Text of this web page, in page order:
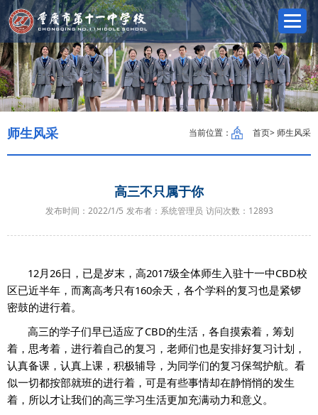
师生风采 当前位置： 首页> 师生风采
高三不只属于你
发布时间：2022/1/5 发布者：系统管理员 访问次数： 12893
12月26日，已是岁末，高2017级全体师生入驻十一中CBD校
区已近半年，而离高考只有160余天，各个学科的复习也是紧锣
密鼓的进行着。
高三的学子们早已适应了CBD的生活，各自摸索着，筹划
着，思考着，进行着自己的复习，老师们也是安排好复习计划，
认真备课，认真上课，积极辅导，为同学们的复习保驾护航。看
似一切都按部就班的进行着，可是有些事情却在静悄悄的发生
着，所以才让我们的高三学习生活更加充满动力和意义。